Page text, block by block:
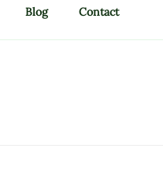
Blog Contact